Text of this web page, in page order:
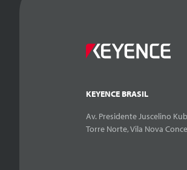
KEYENCE BRASIL
Av. Presidente Juscelino
Torre Norte, Vila Nova